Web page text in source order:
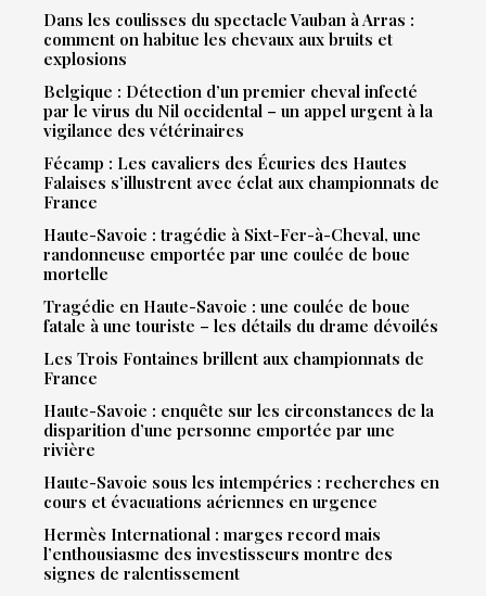
Dans les coulisses du spectacle Vauban à Arras :
comment on habitue les chevaux aux bruits et
explosions
Belgique : Détection d’un premier cheval infecté
par le virus du Nil occidental – un appel urgent à la
vigilance des vétérinaires
Fécamp : Les cavaliers des Écuries des Hautes
Falaises s’illustrent avec éclat aux championnats de
France
Haute-Savoie : tragédie à Sixt-Fer-à-Cheval, une
randonneuse emportée par une coulée de boue
mortelle
Tragédie en Haute-Savoie : une coulée de boue
fatale à une touriste – les détails du drame dévoilés
Les Trois Fontaines brillent aux championnats de
France
Haute-Savoie : enquête sur les circonstances de la
disparition d’une personne emportée par une
rivière
Haute-Savoie sous les intempéries : recherches en
cours et évacuations aériennes en urgence
Hermès International : marges record mais
l’enthousiasme des investisseurs montre des
signes de ralentissement